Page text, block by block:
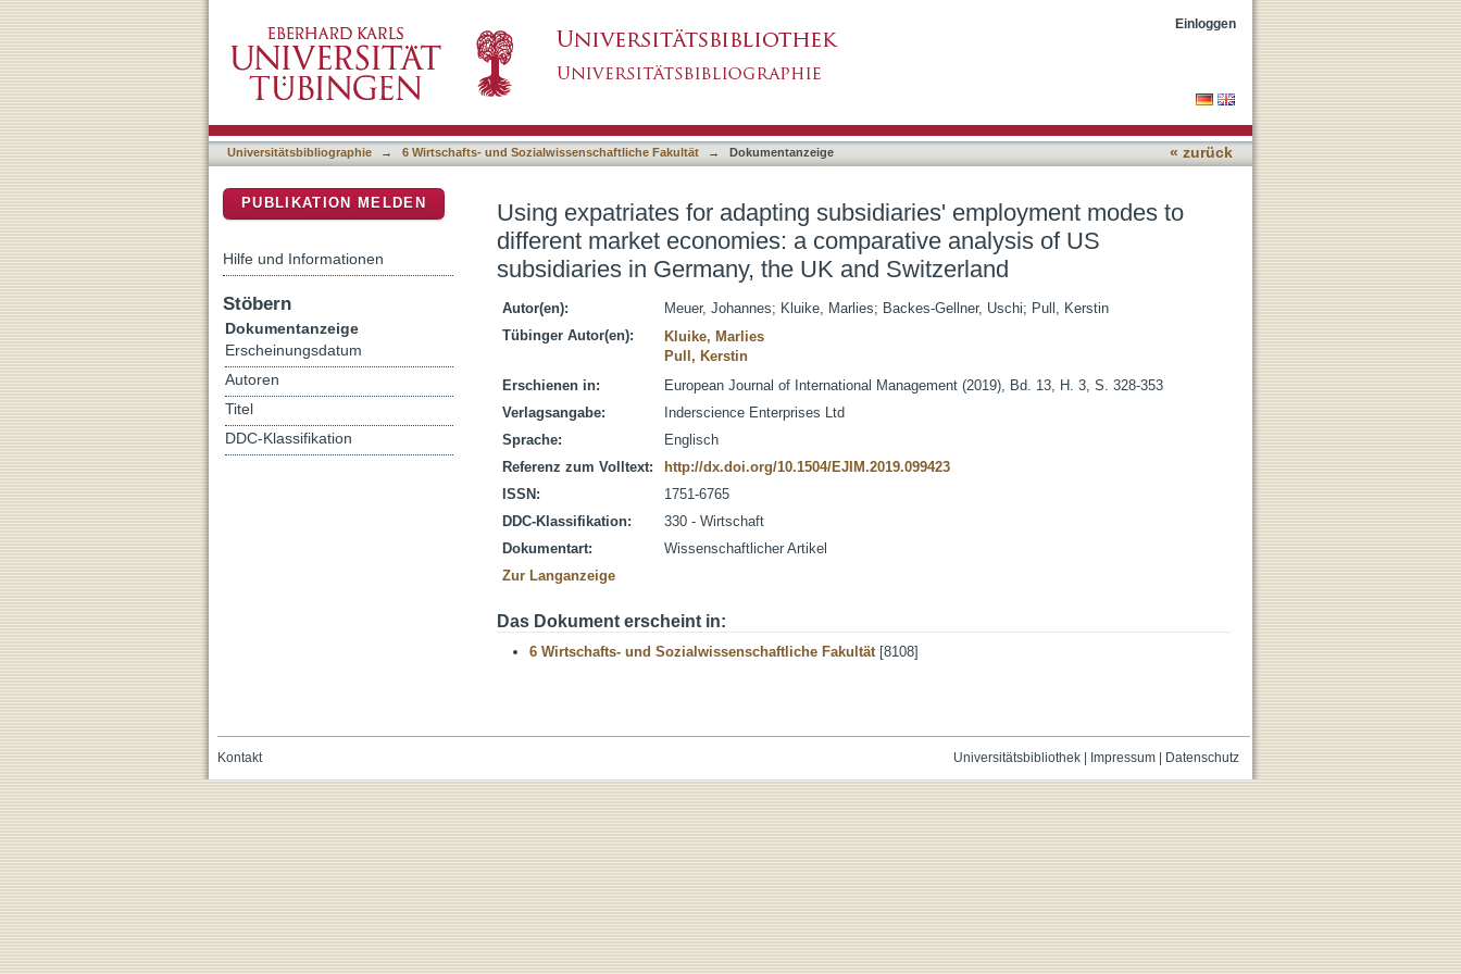
Using expatriates for adapting subsidiaries' employment modes to different market economies: a
comparative analysis of US subsidiaries in Germany, the UK and Switzerland
Einloggen
Universitätsbibliographie → 6 Wirtschafts- und Sozialwissenschaftliche Fakultät → Dokumentanzeige « zurück
Using expatriates for adapting subsidiaries' employment modes to
different market economies: a comparative analysis of US
subsidiaries in Germany, the UK and Switzerland
Autor(en): Meuer, Johannes; Kluike, Marlies; Backes-Gellner, Uschi; Pull, Kerstin
Tübinger Autor(en):
Kluike, Marlies
Pull, Kerstin
Erschienen in:
European Journal of International Management (2019), Bd. 13, H. 3, S. 328-353
Verlagsangabe:
Inderscience Enterprises Ltd
Sprache:
Englisch
Referenz zum Volltext:
http://dx.doi.org/10.1504/EJIM.2019.099423
ISSN:
1751-6765
DDC-Klassifikation:
330 - Wirtschaft
Dokumentart:
Wissenschaftlicher Artikel
Zur Langanzeige
Das Dokument erscheint in:
6 Wirtschafts- und Sozialwissenschaftliche Fakultät[8108]
PUBLIKATION MELDEN
Hilfe und Informationen
Stöbern
Dokumentanzeige
Erscheinungsdatum
Autoren
Titel
DDC-Klassifikation
Universitätsbibliothek| Impressum| Datenschutz
Kontakt